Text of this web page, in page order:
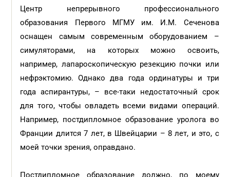
Центр непрерывного профессионального
образования Первого МГМУ им. И.М. Сеченова
оснащен самым современным оборудованием –
симуляторами, на которых можно освоить,
например, лапароскопическую резекцию почки или
нефрэктомию. Однако два года ординатуры и три
года аспирантуры, – все-таки недостаточный срок
для того, чтобы овладеть всеми видами операций.
Например, постдипломное образование уролога во
Франции длится 7 лет, в Швейцарии – 8 лет, и это, с
моей точки зрения, оправдано.
Постдипломное образование должно, по моему